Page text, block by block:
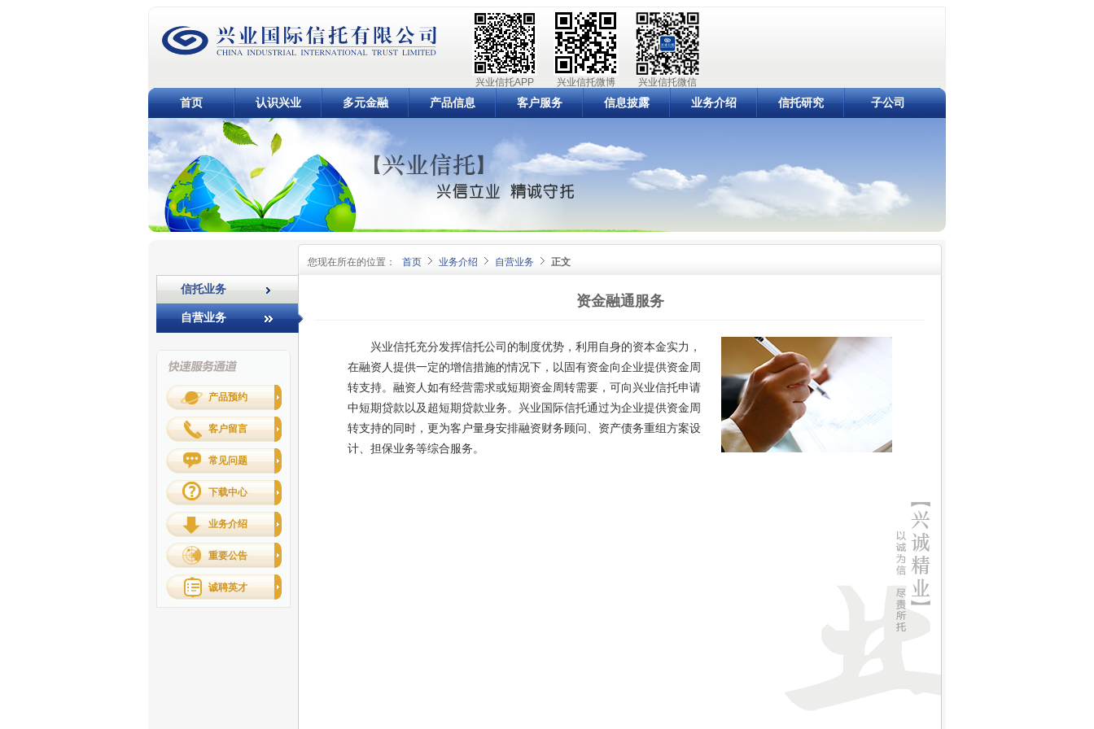
兴业信托微信
兴业信托微博
兴业信托APP
首页 认识兴业 多元金融 产品信息 客户服务 信息披露 业务介绍 信托研究 子公司
您现在所在的位置： 首页 业务介绍 自营业务 正文
信托业务
自营业务
产品预约
客户留言
常见问题
下载中心
业务介绍
重要公告
诚聘英才
资金融通服务
兴业信托充分发挥信托公司的制度优势，利用自身的资本金实力，
在融资人提供一定的增信措施的情况下，以固有资金向企业提供资金周
转支持。融资人如有经营需求或短期资金周转需要，可向兴业信托申请
中短期贷款以及超短期贷款业务。兴业国际信托通过为企业提供资金周
转支持的同时，更为客户量身安排融资财务顾问、资产债务重组方案设
计、担保业务等综合服务。